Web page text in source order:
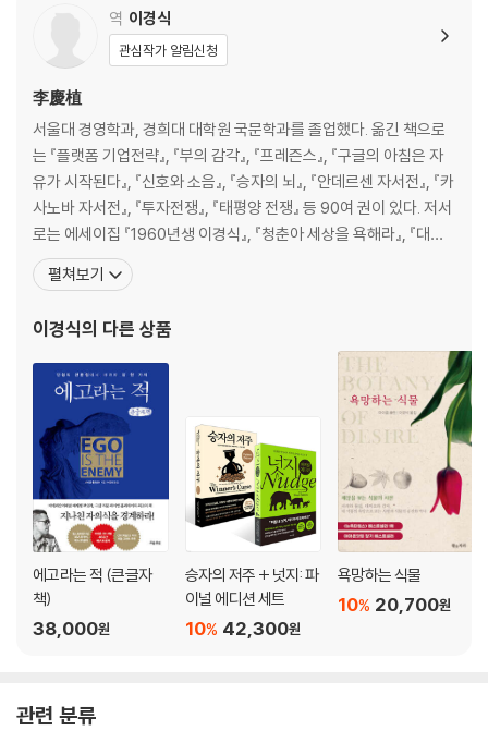
가혹하고 무자비한 세상의 요구에 부대끼는 날
어느 날, 게임의 규칙이 바뀌었다 _적응성 붕괴 미리보기
3만 달러와 평생의 사랑을 한꺼번에 잃은 토니의 경우 _적응성 붕괴 클로
즈업
TIP>>> 발명가, 과학자, 사상가 들의 인지적 유연성 획득 전략
만일 다른 삶을 원한다면 다르게 행동하라 _적응성 붕괴에 대응하는 인생
전략
TIP>>> 인생을 구원하는 열두 가지 이성적인 믿음
허우적거리지 마라, 그저 심호흡을 하라 _적응성 붕괴의 문을 닫으며
육체가 무너지는 날
선고, 기다리지 않은 전화벨이 울리다 _질병과 사고 미리보기
유방을 잘라낸 여성, 척추수술을 받은 마초 _질병과 사고 클로즈업
건강은 복불복이 아니다 _질병과 사고 시뮬레이션
건강의 천적, 스트레스와 불안을 다스려라 _질병과 사고에 대처하는 인생
전략
TIP>>> 좋은 의사를 찾기 위한 세 가지 팁
내가 사랑하는 사람들을 환자로 방치하지 마라 _질병과 사고의 문을 닫으
제5일 정신질환
이성이 무너지는 날
내 아버지가 정말 미쳐버린 것일까? _정신질환 미리보기
TIP>>> 자살의 경고 징후
역 이경식
관심작가 알림신청
李慶植
서울대 경영학과, 경희대 대학원 국문학과를 졸업했다. 옮긴 책으로
는 『플랫폼 기업전략』, 『부의 감각』, 『프레즌스』, 『구글의 아침은 자
유가 시작된다』, 『신호와 소음』, 『승자의 뇌』, 『안데르센 자서전』, 『카
사노바 자서전』, 『투자전쟁』, 『태평양 전쟁』 등 90여 권이 있다. 저서
로는 에세이집 『1960년생 이경식』, 『청춘아 세상을 욕해라』, 『대한
민국 깡통경제학』, 『미쳐서 살고 정신 들어 죽다』, 『나는 아버지다』,
소설 『상인의 전쟁』, 평전 『이건희 스토리』 등이 있고, 영화 「개 같은
펼쳐보기
이경식의 다른 상품
에고라는 적 (큰글자
책)
38,000원
승자의 저주 + 넛지: 파
이널 에디션 세트
42,300원
10%
욕망하는 식물
20,700원
10%
관련 분류